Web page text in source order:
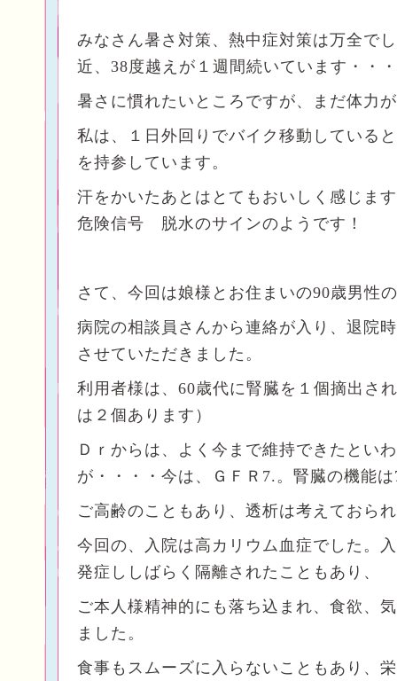
みなさん暑さ対策、熱中症対策は万全で
近、38度越えが１週間続いています・・
暑さに慣れたいところですが、まだ体力
私は、１日外回りでバイク移動している
を持参しています。
汗をかいたあとはとてもおいしく感じま
危険信号 脱水のサインのようです！
さて、今回は娘様とお住まいの90歳男性
病院の相談員さんから連絡が入り、退院
させていただきました。
利用者様は、60歳代に腎臓を１個摘出さ
は２個あります）
Ｄｒからは、よく今まで維持できたとい
が・・・・今は、ＧＦＲ7.。腎臓の機能
ご高齢のこともあり、透析は考えておら
今回の、入院は高カリウム血症でした。
発症ししばらく隔離されたこともあり、
ご本人様精神的にも落ち込まれ、食欲、
ました。
食事もスムーズに入らないこともあり、